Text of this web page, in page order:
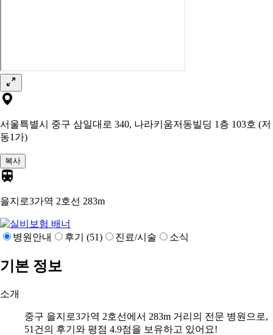
서울특별시 중구 삼일대로 340, 나라키움저동빌딩 1층 103호 (저
동1가)
복사
을지로3가역 2호선 283m
병원안내 후기 (51) 진료/시술 소식
기본 정보
소개
중구 을지로3가역 2호선에서 283m 거리의 전문 병원으로,
51건의 후기와 평점 4.9점을 보유하고 있어요!